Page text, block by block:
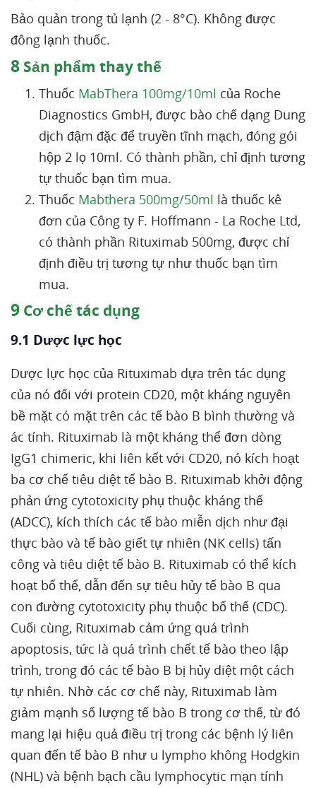
Bảo quản trong tủ lạnh (2 - 8°C). Không được
đông lạnh thuốc.
8 Sản phẩm thay thế
Thuốc MabThera 100mg/10ml của Roche
Diagnostics GmbH, được bào chế dạng Dung
dịch đậm đặc để truyền tĩnh mạch, đóng gói
hộp 2 lọ 10ml. Có thành phần, chỉ định tương
tự thuốc bạn tìm mua.
Thuốc Mabthera 500mg/50ml là thuốc kê
đơn của Công ty F. Hoffmann - La Roche Ltd,
có thành phần Rituximab 500mg, được chỉ
định điều trị tương tự như thuốc bạn tìm
mua.
9 Cơ chế tác dụng
9.1 Dược lực học
Dược lực học của Rituximab dựa trên tác dụng
của nó đối với protein CD20, một kháng nguyên
bề mặt có mặt trên các tế bào B bình thường và
ác tính. Rituximab là một kháng thể đơn dòng
IgG1 chimeric, khi liên kết với CD20, nó kích hoạt
ba cơ chế tiêu diệt tế bào B. Rituximab khởi động
phản ứng cytotoxicity phụ thuộc kháng thể
(ADCC), kích thích các tế bào miễn dịch như đại
thực bào và tế bào giết tự nhiên (NK cells) tấn
công và tiêu diệt tế bào B. Rituximab có thể kích
hoạt bổ thể, dẫn đến sự tiêu hủy tế bào B qua
con đường cytotoxicity phụ thuộc bổ thể (CDC).
Cuối cùng, Rituximab cảm ứng quá trình
apoptosis, tức là quá trình chết tế bào theo lập
trình, trong đó các tế bào B bị hủy diệt một cách
tự nhiên. Nhờ các cơ chế này, Rituximab làm
giảm mạnh số lượng tế bào B trong cơ thể, từ đó
mang lại hiệu quả điều trị trong các bệnh lý liên
quan đến tế bào B như u lympho không Hodgkin
(NHL) và bệnh bạch cầu lymphocytic mạn tính